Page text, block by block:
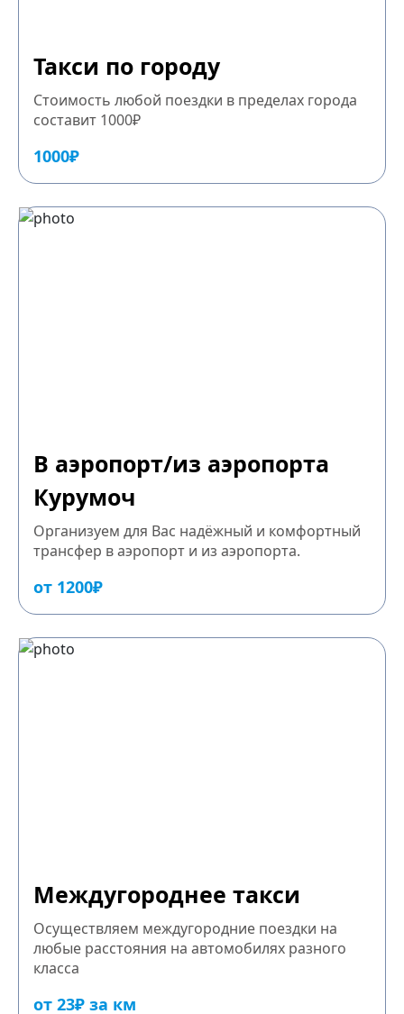
Такси по городу
Стоимость любой поездки в пределах города
составит 1000₽
1000₽
В аэропорт/из аэропорта
Курумоч
Организуем для Вас надёжный и комфортный
трансфер в аэропорт и из аэропорта.
от 1200₽
Междугороднее такси
Осуществляем междугородние поездки на
любые расстояния на автомобилях разного
класса
от 23₽ за км